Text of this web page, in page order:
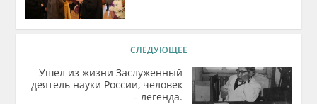
СЛЕДУЮЩЕЕ
Ушел из жизни Заслуженный
деятель науки России, человек
– легенда.